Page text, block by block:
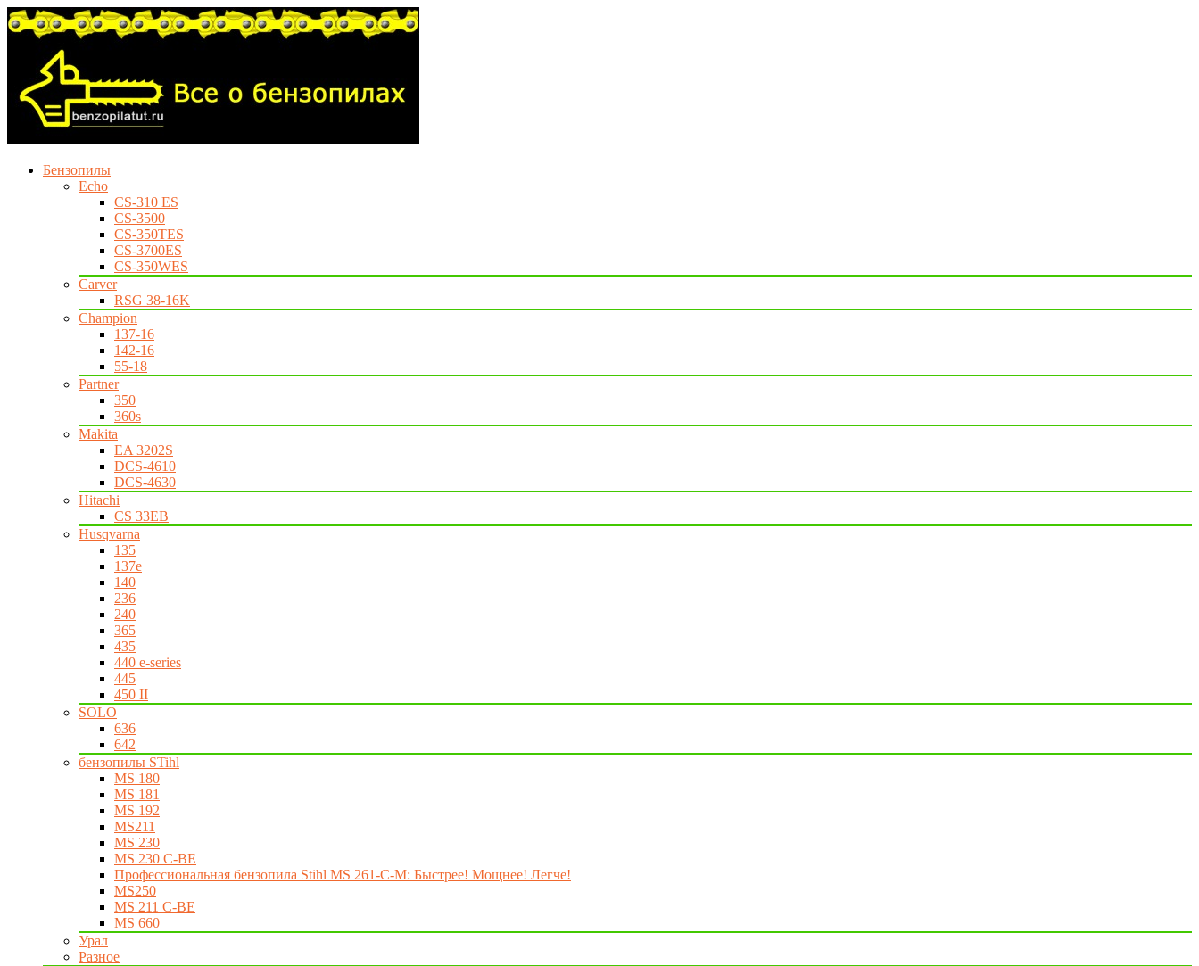
Бензопилы
Echo
CS-310 ES
CS-3500
CS-350TES
CS-3700ES
CS-350WES
Carver
RSG 38-16K
Champion
137-16
142-16
55-18
Partner
350
360s
Makita
EA 3202S
DCS-4610
DCS-4630
Hitachi
CS 33EB
Husqvarna
135
137e
140
236
240
365
435
440 e-series
445
450 II
SOLO
636
642
бензопилы STihl
MS 180
MS 181
MS 192
MS211
MS 230
MS 230 C-BE
Профессиональная бензопила Stihl MS 261-C-M: Быстрее! Мощнее! Легче!
MS250
MS 211 C-BE
MS 660
Урал
Разное